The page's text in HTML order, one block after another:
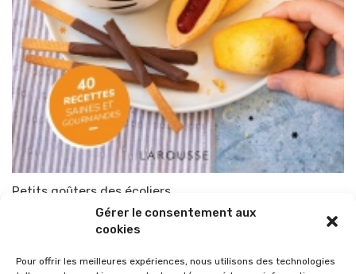
Gérer le consentement aux
cookies
Pour offrir les meilleures expériences, nous utilisons des technologies
Petits goûters des écoliers
TOP-PARENTS 21 janvier 2022